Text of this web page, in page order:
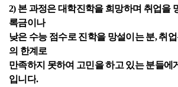
2) 본 과정은 대학진학을 희망하며 취업을
록금이나
낮은 수능 점수로 진학을 망설이는 분,취
의 한계로
만족하지 못하여 고민을 하고 있는 분들에
입니다.